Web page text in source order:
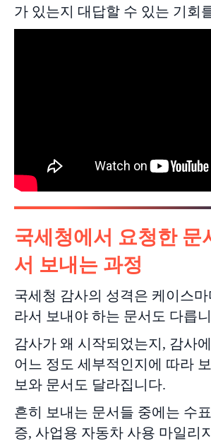
가 있는지 대답할 수 있는 기회
국세청에서 요청한 문
서 보내는 과정
국세청 감사의 성격은 케이스
라서 보내야 하는 문서도 다릅
감사가 왜 시작되었는지, 감사
어느 정도 세부적인지에 따라
보와 문서도 달라집니다.
흔히 보내는 문서들 중에는 수
증, 사업용 자동차 사용 마일리